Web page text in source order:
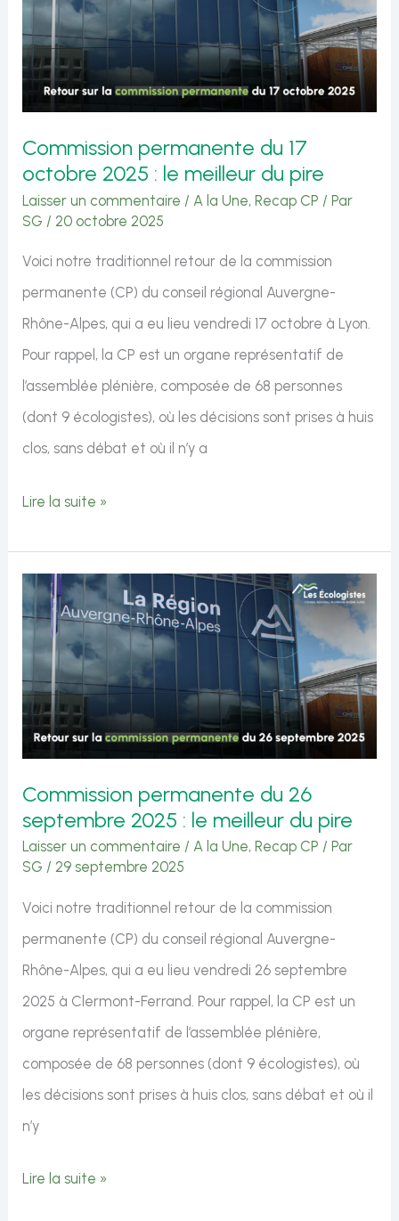
2025
:
le
pire
Commission permanente du 17
octobre 2025 : le meilleur du pire
Laisser un commentaire / A la Une,Recap CP / Par
SG / 20 octobre 2025
Voici notre traditionnel retour de la commission
permanente (CP) du conseil régional Auvergne-
Rhône-Alpes, qui a eu lieu vendredi 17 octobre à Lyon.
Pour rappel, la CP est un organe représentatif de
l’assemblée plénière, composée de 68 personnes
(dont 9 écologistes), où les décisions sont prises à huis
clos, sans débat et où il n’y a
Commission
17
octobre
2025
:
le
Lire la suite »
Commission permanente du 26
septembre 2025 : le meilleur du pire
Laisser un commentaire /A la Une,Recap CP / Par
SG /29 septembre 2025
Voici notre traditionnel retour de la commission
permanente (CP) du conseil régional Auvergne-
Rhône-Alpes, qui a eu lieu vendredi 26 septembre
2025 à Clermont-Ferrand. Pour rappel, la CP est un
organe représentatif de l’assemblée plénière,
composée de 68 personnes (dont 9 écologistes), où
les décisions sont prises à huis clos, sans débat et où il
n’y
Commission
Lire la suite »